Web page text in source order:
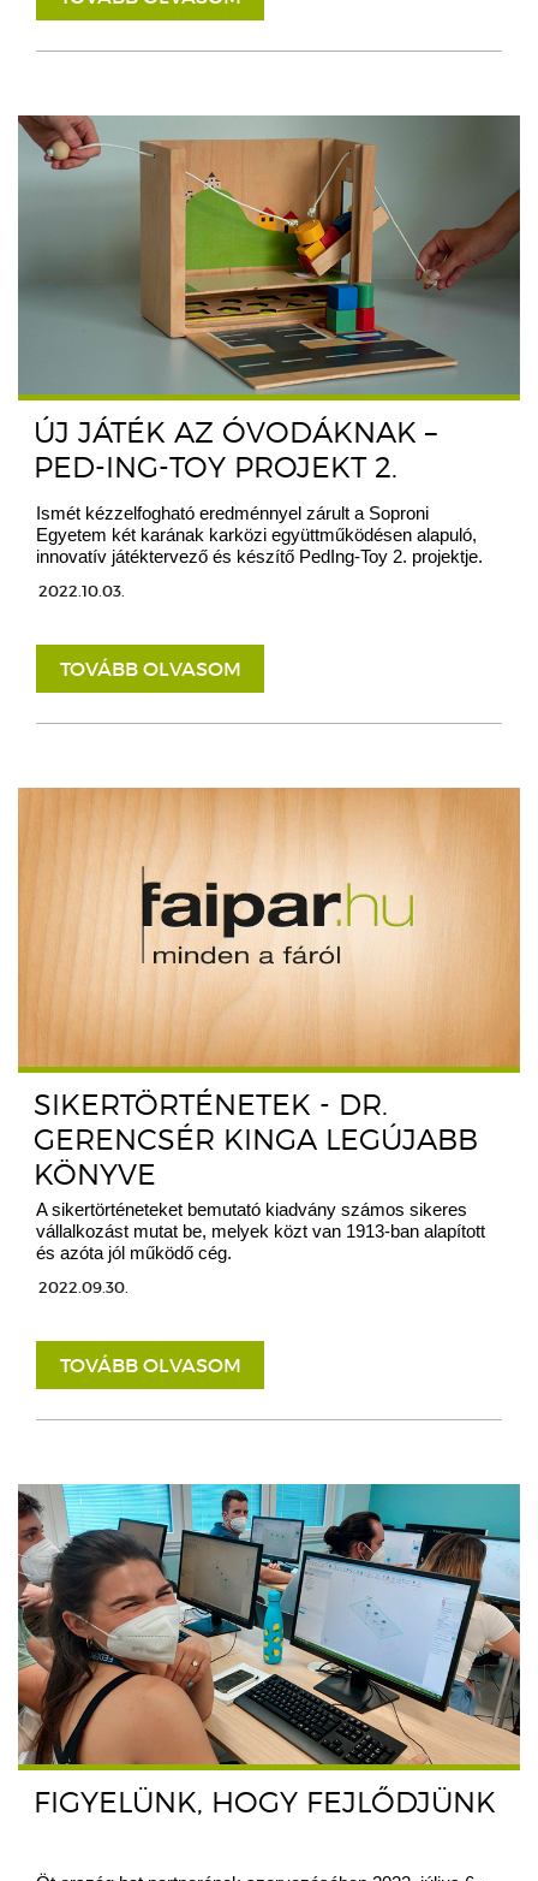
ÚJ JÁTÉK AZ ÓVODÁKNAK –
PED-ING-TOY PROJEKT 2.
Ismét kézzelfogható eredménnyel zárult a Soproni
Egyetem két karának karközi együttműködésen alapuló,
innovatív játéktervező és készítő PedIng-Toy 2. projektje.
2022.10.03.
TOVÁBB OLVASOM
SIKERTÖRTÉNETEK - DR.
GERENCSÉR KINGA LEGÚJABB
KÖNYVE
A sikertörténeteket bemutató kiadvány számos sikeres
vállalkozást mutat be, melyek közt van 1913-ban alapított
és azóta jól működő cég.
2022.09.30.
TOVÁBB OLVASOM
FIGYELÜNK, HOGY FEJLŐDJÜNK